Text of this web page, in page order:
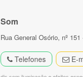
Som
Rua General Osório, nº
Telefones E-